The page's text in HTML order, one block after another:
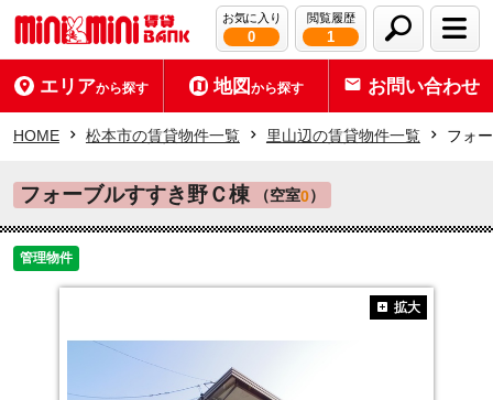
お気に入り
0
閲覧履歴
1
エリアから探す 地図から探す お問い合わせ
HOME 松本市の賃貸物件一覧 里山辺の賃貸物件一覧 フォ
フォーブルすすき野Ｃ棟 （空室0）
管理物件
拡大